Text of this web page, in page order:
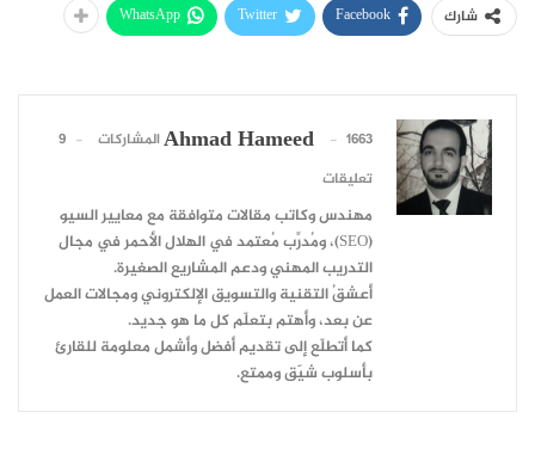
شارك Facebook
Twitter
WhatsApp
Ahmad Hameed 1663 المشاركات
9
تعليقات
مهندس وكاتب مقالات متوافقة مع معايير السيو
(SEO)، ومُدرِّب مُعتمد في الهلال الأحمر في مجال
التدريب المهني ودعم المشاريع الصغيرة.
أعشقُ التقنية والتسويق الإلكتروني ومجالات العمل
عن بعد، وأهتم بتعلّم كل ما هو جديد.
كما أتطلّع إلى تقديم أفضل وأشمل معلومة للقارئ
بأسلوب شيّق وممتع.